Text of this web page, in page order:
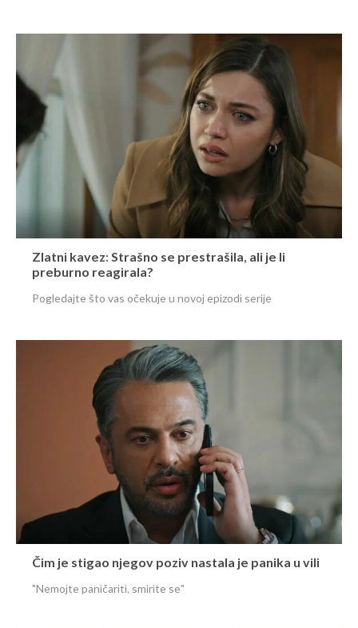
Zlatni kavez: Strašno se prestrašila, ali je li
preburno reagirala?
Pogledajte što vas očekuje u novoj epizodi serije
Čim je stigao njegov poziv nastala je panika u vili
"Nemojte paničariti, smirite se"